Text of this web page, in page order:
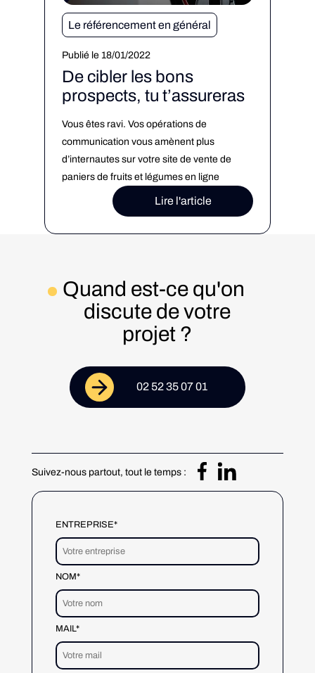
Le référencement en général
Publié le 18/01/2022
De cibler les bons
prospects, tu t’assureras
Vous êtes ravi. Vos opérations de
communication vous amènent plus
d’internautes sur votre site de vente de
paniers de fruits et légumes en ligne
chaque jour. Vous avez la banane ! Vous
vous relaxez sur votre chaise en attendant
Lire l'article
Quand est-ce qu'on
discute de votre
projet ?
02 52 35 07 01
Suivez-nous partout, tout le temps :
ENTREPRISE*
NOM*
MAIL*